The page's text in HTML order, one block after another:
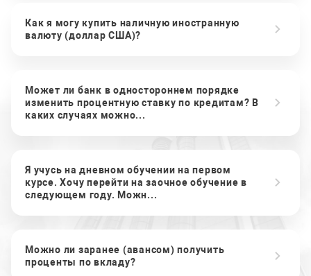
Как я могу купить наличную иностранную
валюту (доллар США)?
Может ли банк в одностороннем порядке
изменить процентную ставку по кредитам? В
каких случаях можно...
Я учусь на дневном обучении на первом
курсе. Хочу перейти на заочное обучение в
следующем году. Можн...
Можно ли заранее (авансом) получить
проценты по вкладу?